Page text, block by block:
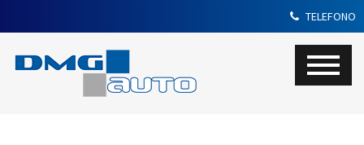
TELEFONO